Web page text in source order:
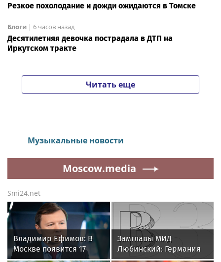
Резкое похолодание и дожди ожидаются в Томске
Блоги | 6 часов назад
Десятилетняя девочка пострадала в ДТП на
Иркутском тракте
Читать еще
Музыкальные новости
Moscow.media
Smi24.net
Владимир Ефимов: В
Москве появится 17
гостиниц по программе
Замглавы МИД
Любинский: Германия
предает забвению